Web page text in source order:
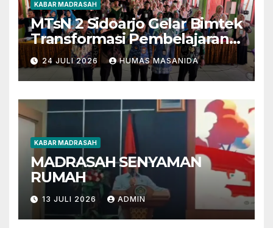
KABAR MADRASAH
MTsN 2 Sidoarjo Gelar Bimtek
Transformasi Pembelajaran
Berbasis AI dan Deep
Learning
24 JULI 2026 HUMAS MASANIDA
KABAR MADRASAH
MADRASAH SENYAMAN
RUMAH
13 JULI 2026 ADMIN